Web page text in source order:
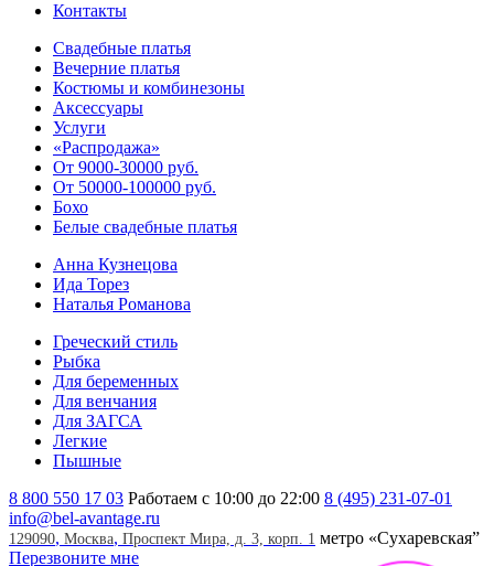
Контакты
Свадебные платья
Вечерние платья
Костюмы и комбинезоны
Аксессуары
Услуги
«Распродажа»
От 9000-30000 руб.
От 50000-100000 руб.
Бохо
Белые свадебные платья
Анна Кузнецова
Ида Торез
Наталья Романова
Греческий стиль
Рыбка
Для беременных
Для венчания
Для ЗАГСА
Легкие
Пышные
8 800 550 17 03 Работаем с 10:00 до 22:00 8 (495) 231-07-01
info@bel-avantage.ru
129090, Москва, Проспект Мира, д. 3, корп. 1 метро «Сухаревская”
Перезвоните мне